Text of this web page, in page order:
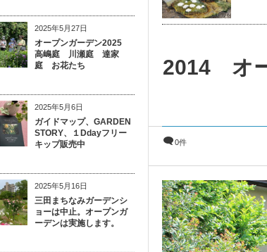
2014 オ
0件
2025年5月27日
オープンガーデン2025
高嶋庭 川瀬庭 達家
庭 お花たち
2025年5月6日
ガイドマップ、GARDEN
STORY、１Ddayフリー
キップ販売中
2025年5月16日
三田まちなみガーデンシ
ョーは中止。オープンガ
ーデンは実施します。